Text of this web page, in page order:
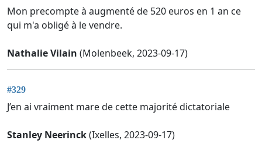
Mon precompte à augmenté de 520 euros en 1 an ce
qui m'a obligé à le vendre.
Nathalie Vilain (Molenbeek, 2023-09-17)
#329
J’en ai vraiment mare de cette majorité dictatoriale
Stanley Neerinck(Ixelles, 2023-09-17)